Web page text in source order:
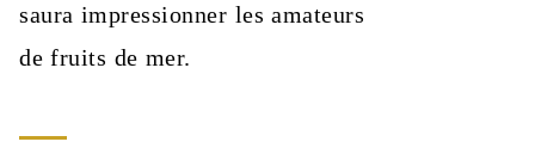
saura impressionner les amateurs
de fruits de mer.